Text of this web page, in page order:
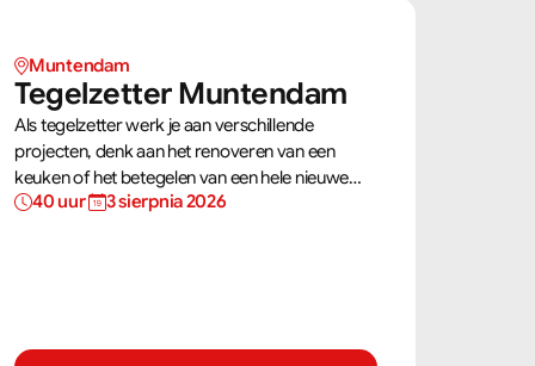
Muntendam
Tegelzetter Muntendam
Als tegelzetter werk je aan verschillende
projecten, denk aan het renoveren van een
keuken of het betegelen van een hele nieuwe
badkamer. Je gebruikt jouw vaardigheden om
40 uur 3 sierpnia 2026